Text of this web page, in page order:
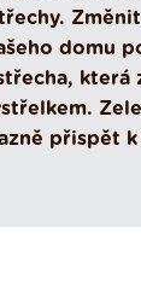
domu
která
přispět